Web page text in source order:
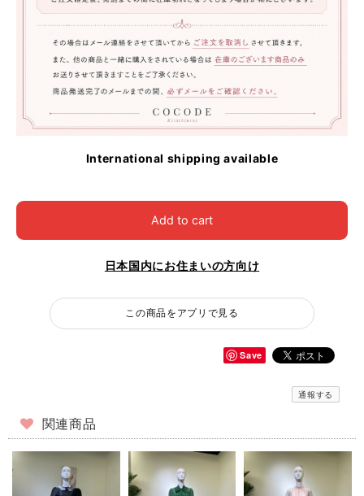
International shipping available
Add to cart
日本国内にお住まいの方向け
この商品をアプリで見る
Save
通報する
関連商品